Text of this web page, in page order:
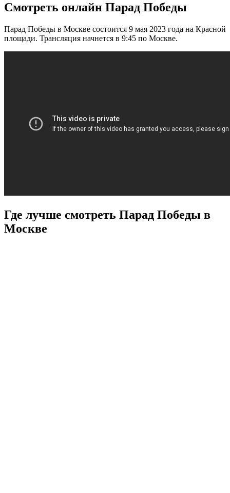
Смотреть онлайн Парад Победы
Парад Победы в Москве состоится 9 мая 2023 года на Красной
площади. Трансляция начнется в 9:45 по Москве.
Где лучше смотреть Парад Победы в
Москве